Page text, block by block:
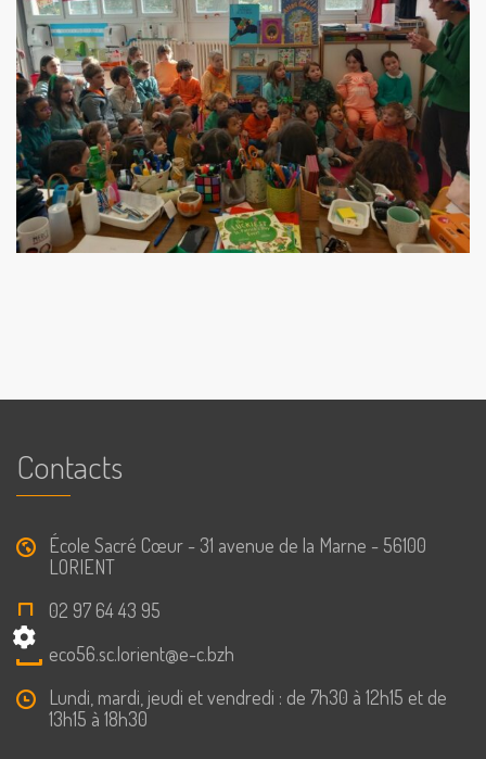
Contacts
École Sacré Cœur - 31 avenue de la Marne - 56100
LORIENT
02 97 64 43 95
eco56.sc.lorient@e-c.bzh
Lundi, mardi, jeudi et vendredi : de 7h30 à 12h15 et de
13h15 à 18h30